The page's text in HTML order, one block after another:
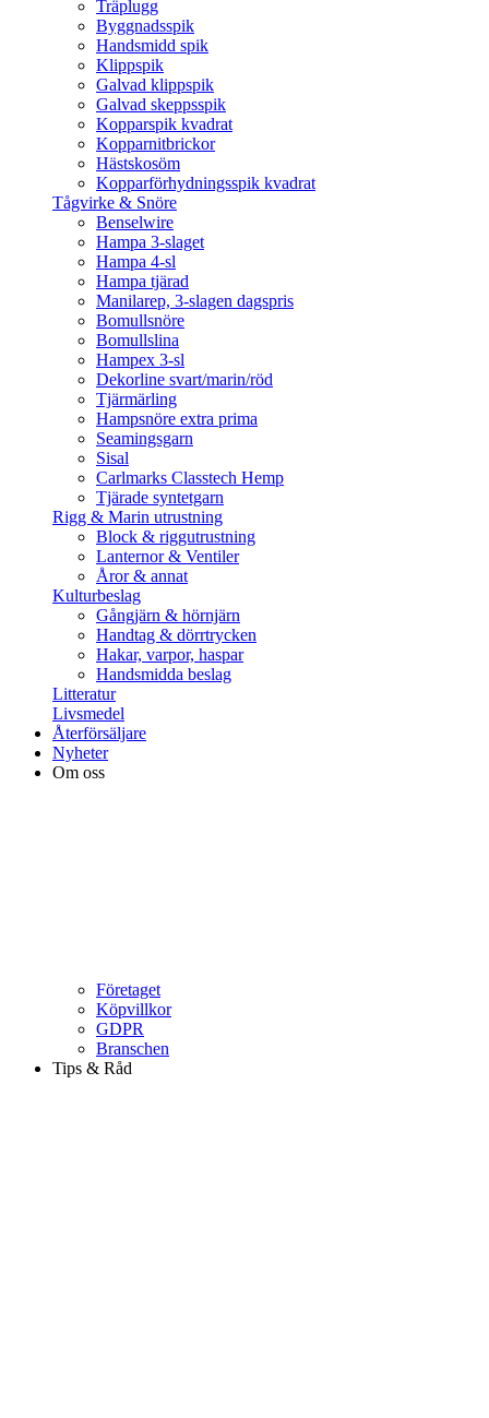
Träplugg
Byggnadsspik
Handsmidd spik
Klippspik
Galvad klippspik
Galvad skeppsspik
Kopparspik kvadrat
Kopparnitbrickor
Hästskosöm
Kopparförhydningsspik kvadrat
Tågvirke & Snöre
Benselwire
Hampa 3-slaget
Hampa 4-sl
Hampa tjärad
Manilarep, 3-slagen dagspris
Bomullsnöre
Bomullslina
Hampex 3-sl
Dekorline svart/marin/röd
Tjärmärling
Hampsnöre extra prima
Seamingsgarn
Sisal
Carlmarks Classtech Hemp
Tjärade syntetgarn
Rigg & Marin utrustning
Block & riggutrustning
Lanternor & Ventiler
Åror & annat
Kulturbeslag
Gångjärn & hörnjärn
Handtag & dörrtrycken
Hakar, varpor, haspar
Handsmidda beslag
Litteratur
Livsmedel
Återförsäljare
Nyheter
Om oss
Företaget
Köpvillkor
GDPR
Branschen
Tips & Råd